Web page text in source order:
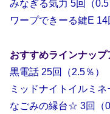
みなぎる気力 5回（0.5
ワープできーる鍵E 14
おすすめラインナップ
黒電話 25回（2.5％）
ミッドナイトイルミネ
なごみの縁台☆ 3回（